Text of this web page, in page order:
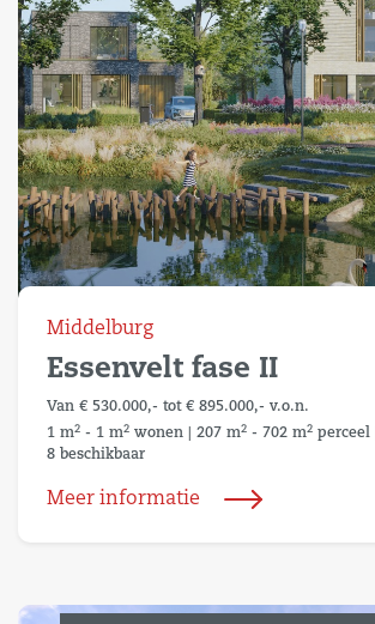
Middelburg
Essenvelt fase II
Van € 530.000,- tot € 895.000,- v.o.n.
1 m2 - 1 m2 wonen 207 m2 - 702 m2 perceel
8 beschikbaar
Meer informatie